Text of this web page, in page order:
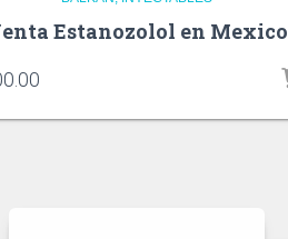
Estanozolol en Mexico